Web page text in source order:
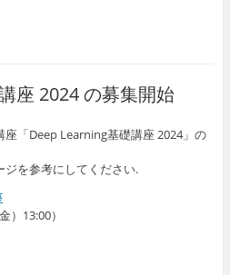
座 2024 の募集開始
「Deep Learning基礎講座 2024」の
を参考にしてください.
）13:00）